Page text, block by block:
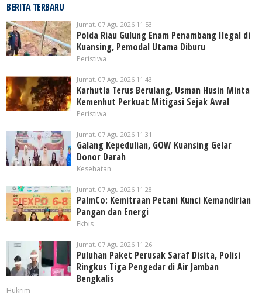
BERITA TERBARU
Jumat, 07 Agu 2026 11:53
Polda Riau Gulung Enam Penambang Ilegal di
Kuansing, Pemodal Utama Diburu
Peristiwa
Jumat, 07 Agu 2026 11:43
Karhutla Terus Berulang, Usman Husin Minta
Kemenhut Perkuat Mitigasi Sejak Awal
Peristiwa
Jumat, 07 Agu 2026 11:31
Galang Kepedulian, GOW Kuansing Gelar
Donor Darah
Kesehatan
Jumat, 07 Agu 2026 11:28
PalmCo: Kemitraan Petani Kunci Kemandirian
Pangan dan Energi
Ekbis
Jumat, 07 Agu 2026 11:26
Puluhan Paket Perusak Saraf Disita, Polisi
Ringkus Tiga Pengedar di Air Jamban
Bengkalis
Hukrim